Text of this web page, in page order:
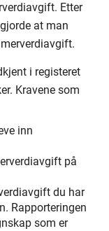
Etter
at man
i registeret
Kravene som
inn
på
du har
Rapporteringen
som er